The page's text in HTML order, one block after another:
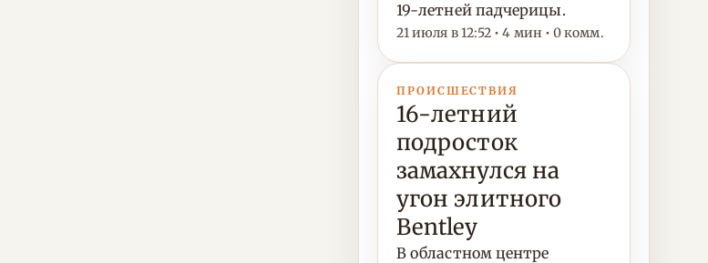
19-летней падчерицы.
21 июля в 12:52 • 4 мин • 0 комм.
ПРОИСШЕСТВИЯ
16-летний
подросток
замахнулся на
угон элитного
Bentley
В областном центре